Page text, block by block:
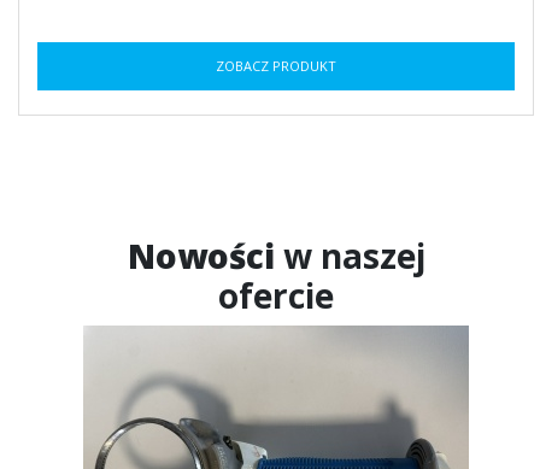
ZOBACZ PRODUKT
Nowości w naszej
ofercie